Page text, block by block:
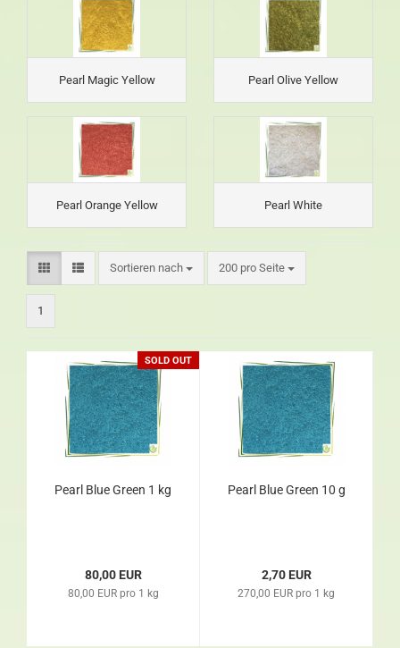
Pearl Magic Yellow Pearl Olive Yellow
Pearl Orange Yellow Pearl White
Sortieren nach 200 pro Seite
1
SOLD OUT
Pearl Blue Green 1 kg
80,00 EUR
80,00 EUR pro 1 kg
Pearl Blue Green 10 g
2,70 EUR
270,00 EUR pro 1 kg